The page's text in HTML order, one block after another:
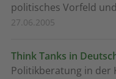
politisches Vorfeld und
27.06.2005
Think Tanks in
Politikberatung in der